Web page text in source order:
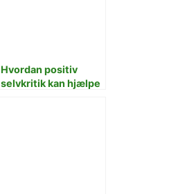
Hvordan positiv
selvkritik kan hjælpe